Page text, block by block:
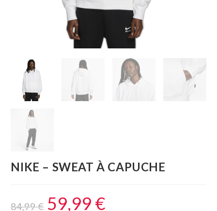
NIKE – SWEAT À CAPUCHE
84,99€ 59,99 €